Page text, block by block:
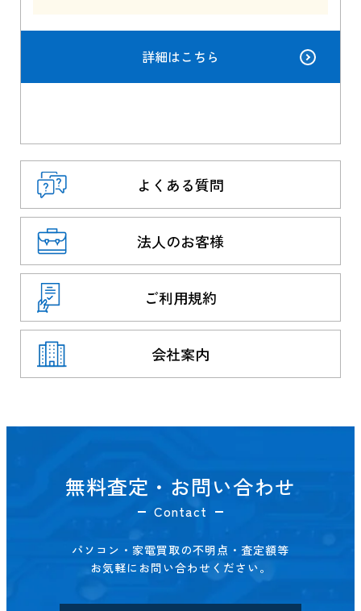
詳細はこちら
よくある質問
法人のお客様
ご利用規約
会社案内
無料査定・お問い合わせ
Contact
パソコン・家電買取の不明点・査定額等
お気軽にお問い合わせください。